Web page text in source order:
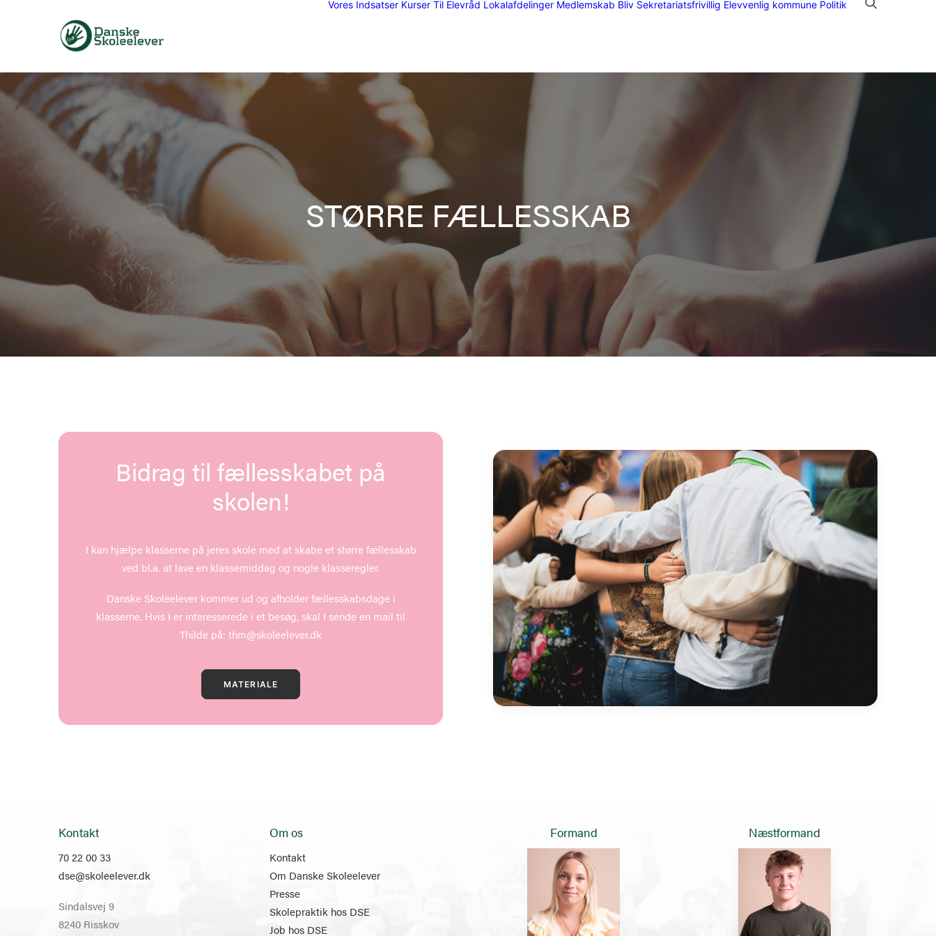
Vores Indsatser Kurser Til Elevråd Lokalafdelinger Medlemskab Bliv Sekretariatsfrivillig Elevvenlig kommune Politik
STØRRE FÆLLESSKAB
Bidrag til fællesskabet på
skolen!
I kan hjælpe klasserne på jeres skole med at skabe et større fællesskab
ved bl.a. at lave en klassemiddag og nogle klasseregler.
Danske Skoleelever kommer ud og afholder fællesskabsdage i
klasserne. Hvis I er interesserede i et besøg, skal I sende en mail til
Thilde på: thm@skoleelever.dk
MATERIALE
Kontakt
70 22 00 33
dse@skoleelever.dk
Sindalsvej 9
8240 Risskov
Om os
Kontakt
Om Danske Skoleelever
Presse
Skolepraktik hos DSE
Job hos DSE
Formand Næstformand